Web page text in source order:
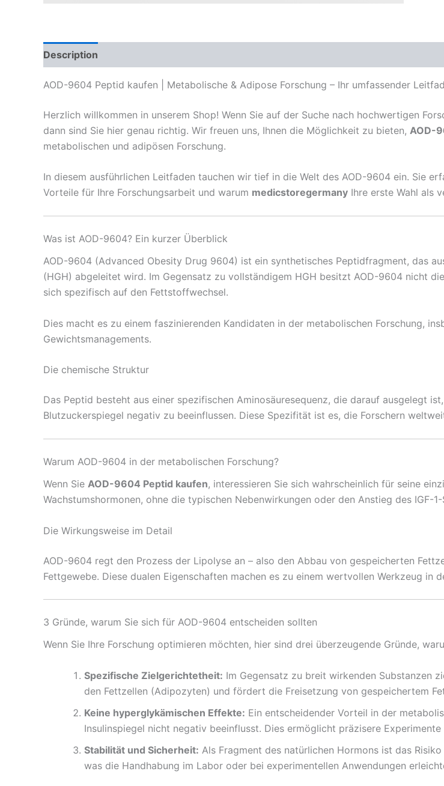
Description
AOD-9604 Peptid kaufen | Metabolische & Adipose Forschung – Ihr umfassender
Herzlich willkommen in unserem Shop! Wenn Sie auf der Suche nach hochwertigen
dann sind Sie hier genau richtig. Wir freuen uns, Ihnen die Möglichkeit zu bieten, AOD-
metabolischen und adipösen Forschung.
In diesem ausführlichen Leitfaden tauchen wir tief in die Welt des AOD-9604 ein. Sie
Vorteile für Ihre Forschungsarbeit und warum medicstoregermany Ihre erste Wahl als
Was ist AOD-9604? Ein kurzer Überblick
AOD-9604 (Advanced Obesity Drug 9604) ist ein synthetisches Peptidfragment, das
(HGH) abgeleitet wird. Im Gegensatz zu vollständigem HGH besitzt AOD-9604 nicht
sich spezifisch auf den Fettstoffwechsel.
Dies macht es zu einem faszinierenden Kandidaten in der metabolischen Forschung,
Gewichtsmanagements.
Die chemische Struktur
Das Peptid besteht aus einer spezifischen Aminosäuresequenz, die darauf ausgelegt
Blutzuckerspiegel negativ zu beeinflussen. Diese Spezifität ist es, die Forschern
Warum AOD-9604 in der metabolischen Forschung?
Wenn Sie AOD-9604 Peptid kaufen, interessieren Sie sich wahrscheinlich für seine
Wachstumshormonen, ohne die typischen Nebenwirkungen oder den Anstieg des IGF-
Die Wirkungsweise im Detail
AOD-9604 regt den Prozess der Lipolyse an – also den Abbau von gespeicherten
Fettgewebe. Diese dualen Eigenschaften machen es zu einem wertvollen Werkzeug in
3 Gründe, warum Sie sich für AOD-9604 entscheiden sollten
Wenn Sie Ihre Forschung optimieren möchten, hier sind drei überzeugende Gründe,
Spezifische Zielgerichtetheit: Im Gegensatz zu breit wirkenden Substanzen
den Fettzellen (Adipozyten) und fördert die Freisetzung von gespeichertem
Keine hyperglykämischen Effekte: Ein entscheidender Vorteil in der
Insulinspiegel nicht negativ beeinflusst. Dies ermöglicht präzisere
Stabilität und Sicherheit: Als Fragment des natürlichen Hormons ist das
was die Handhabung im Labor oder bei experimentellen Anwendungen